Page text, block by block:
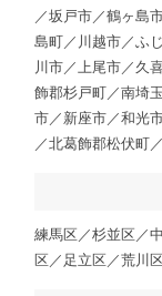
／坂戸市／鶴ヶ島
島町／川越市／ふ
川市／上尾市／久
飾郡杉戸町／南埼
市／新座市／和光
／北葛飾郡松伏町
練馬区／杉並区／
区／足立区／荒川